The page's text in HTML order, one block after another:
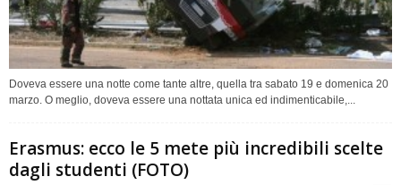
Doveva essere una notte come tante altre, quella tra sabato 19 e domenica 20
marzo. O meglio, doveva essere una nottata unica ed indimenticabile,...
Erasmus: ecco le 5 mete più incredibili scelte
dagli studenti (FOTO)